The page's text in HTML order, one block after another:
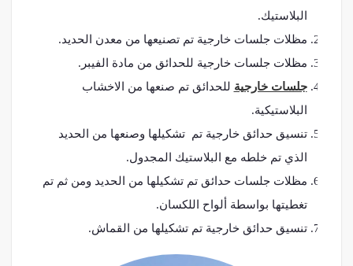
البلاستيك.
مظلات جلسات خارجية تم تصنيعها من معدن الحديد.
مظلات جلسات خارجية للحدائق من مادة الفيبر.
جلسات خارجية للحدائق تم صنعها من الاخشاب
البلاستيكية.
تنسيق حدائق خارجية تم تشكيلها وصنعها من الحديد
الذي تم خلطه مع البلاستيك المجدول.
مظلات جلسات حدائق تم تشكيلها من الحديد ومن ثم تم
تغطيتها بواسطة ألواح اللكسان.
تنسيق حدائق خارجية تم تشكيلها من القماش.